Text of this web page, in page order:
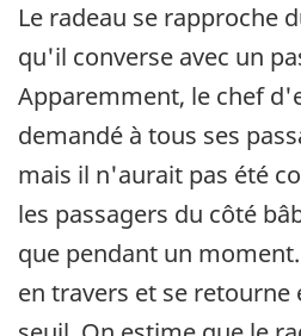
Le radeau se rapproche
qu'il converse avec un
Apparemment, le chef
demandé à tous ses
mais il n'aurait pas été
les passagers du côté
que pendant un
en travers et se retourne